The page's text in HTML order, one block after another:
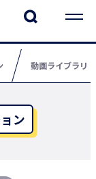
動画ライブラリ
ン